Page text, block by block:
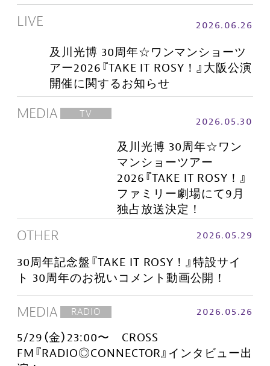
LIVE 2026.06.26
及川光博 30周年☆ワンマンショーツ
アー2026『TAKE IT ROSY！』大阪公演
開催に関するお知らせ
MEDIA TV
2026.05.30
及川光博 30周年☆ワン
マンショーツアー
2026『TAKE IT ROSY！』
ファミリー劇場にて9月
独占放送決定！
OTHER 2026.05.29
30周年記念盤『TAKE IT ROSY！』特設サイ
ト 30周年のお祝いコメント動画公開！
MEDIA RADIO 2026.05.26
5/29（金）23:00〜 CROSS
FM『RADIO◎CONNECTOR』インタビュー出